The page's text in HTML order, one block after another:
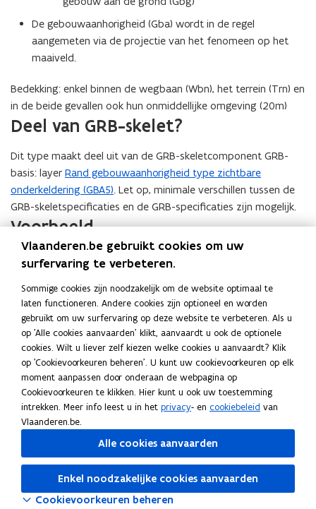
De gebouwaanhorigheid (Gba) wordt in de regel
aangemeten via de projectie van het fenomeen op het
maaiveld.
Bedekking: enkel binnen de wegbaan (Wbn), het terrein (Trn) en
in de beide gevallen ook hun onmiddellijke omgeving (20m)
Deel van GRB-skelet?
Dit type maakt deel uit van de GRB-skeletcomponent GRB-
basis: layer Rand gebouwaanhorigheid type zichtbare
onderkeldering (GBA5). Let op, minimale verschillen tussen de
GRB-skeletspecificaties en de GRB-specificaties zijn mogelijk.
Voorbeeld
Deze zichtbare onderkeldering, aanleunend bij het gebouw
aan de grond (Gbg, roze lijn in foto), wordt opgenomen als
gebouwaanhorigheid (Gba, gele lijn) van het type ‘zichtbare
onderkeldering’.
Vorige
slide
slide
1/3
Deel deze pagina
i
k
d
o
i
e
e
Volg Digitaal Vlaanderen op
Linkedin
opent in nieuw venster
Vlaanderen.be gebruikt cookies om uw
surfervaring te verbeteren.
Sommige cookies zijn noodzakelijk om de website optimaal te
laten functioneren. Andere cookies zijn optioneel en worden
gebruikt om uw surfervaring op deze website te verbeteren. Als u
op 'Alle cookies aanvaarden' klikt, aanvaardt u ook de optionele
cookies. Wilt u liever zelf kiezen welke cookies u aanvaardt? Klik
op 'Cookievoorkeuren beheren'. U kunt uw cookievoorkeuren op elk
moment aanpassen door onderaan de webpagina op
Cookievoorkeuren te klikken. Hier kunt u ook uw toestemming
intrekken. Meer info leest u in het privacy- en cookiebeleid van
Vlaanderen.be.
Alle cookies aanvaarden
Enkel noodzakelijke cookies aanvaarden
Cookievoorkeuren beheren